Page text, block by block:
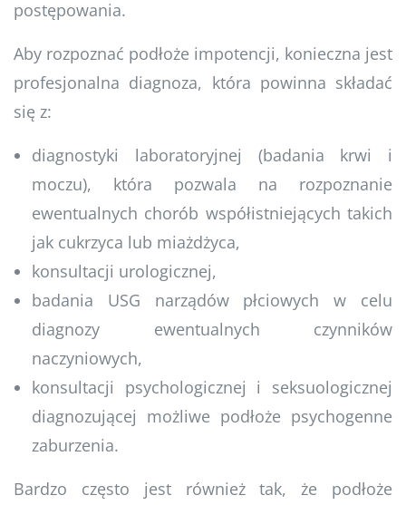
postępowania.
Aby rozpoznać podłoże impotencji, konieczna jest
profesjonalna diagnoza, która powinna składać
się z:
diagnostyki laboratoryjnej (badania krwi i
moczu), która pozwala na rozpoznanie
ewentualnych chorób współistniejących takich
jak cukrzyca lub miażdżyca,
konsultacji urologicznej,
badania USG narządów płciowych w celu
diagnozy ewentualnych czynników
naczyniowych,
konsultacji psychologicznej i seksuologicznej
diagnozującej możliwe podłoże psychogenne
zaburzenia.
Bardzo często jest również tak, że podłoże